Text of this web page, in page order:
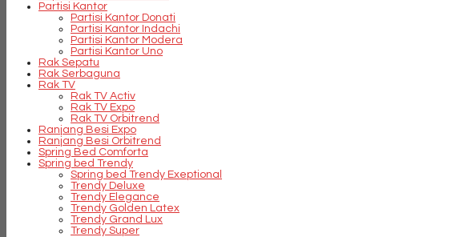
Partisi Kantor
Partisi Kantor Donati
Partisi Kantor Indachi
Partisi Kantor Modera
Partisi Kantor Uno
Rak Sepatu
Rak Serbaguna
Rak TV
Rak TV Activ
Rak TV Expo
Rak TV Orbitrend
Ranjang Besi Expo
Ranjang Besi Orbitrend
Spring Bed Comforta
Spring bed Trendy
Spring bed Trendy Exeptional
Trendy Deluxe
Trendy Elegance
Trendy Golden Latex
Trendy Grand Lux
Trendy Super